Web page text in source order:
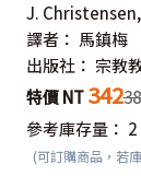
J.
譯者： 馬鎮梅
出版社： 宗教
特價 NT 342
參考庫存量： 2
(可訂購商品，若